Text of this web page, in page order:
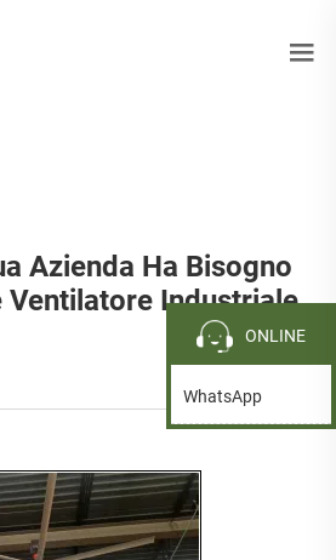
Azienda Ha Bisogno
Ventilatore Industriale
ONLINE
WhatsApp